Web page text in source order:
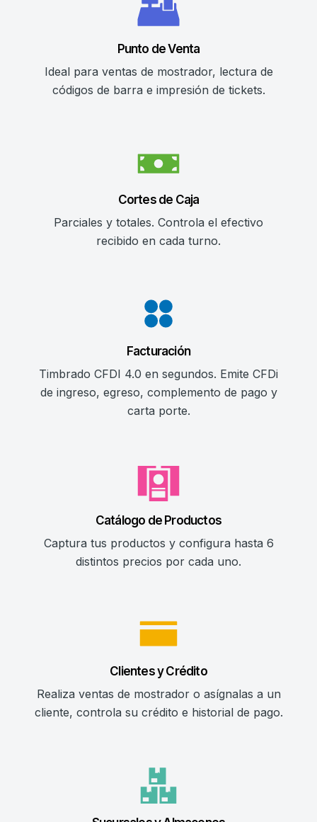
Punto de Venta
Ideal para ventas de mostrador, lectura de
códigos de barra e impresión de tickets.
Cortes de Caja
Parciales y totales. Controla el efectivo
recibido en cada turno.
Facturación
Timbrado CFDI 4.0 en segundos. Emite CFDi
de ingreso, egreso, complemento de pago y
carta porte.
Catálogo de Productos
Captura tus productos y configura hasta 6
distintos precios por cada uno.
Clientes y Crédito
Realiza ventas de mostrador o asígnalas a un
cliente, controla su crédito e historial de pago.